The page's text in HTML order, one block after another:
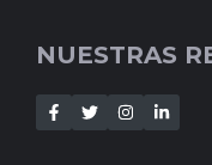
NUESTRAS